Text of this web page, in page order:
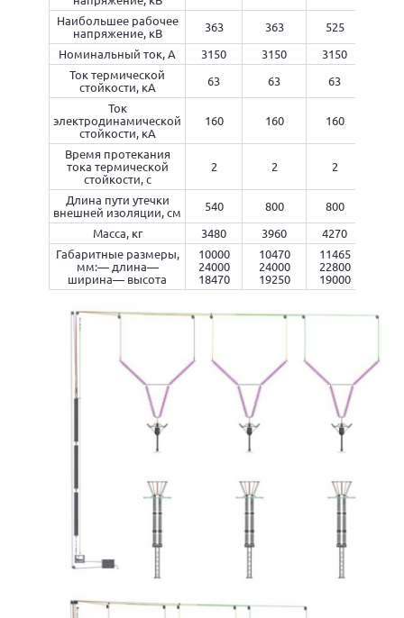
Наибольшее рабочее
напряжение, кВ
363 363 525
Номинальный ток, А
3150 3150 3150
Ток термической
стойкости, кА
63 63 63
Ток
электродинамической
стойкости, кА
160 160 160
Время протекания
тока термической
стойкости, с
2 2 2
Длина пути утечки
внешней изоляции, см
540 800 800
Масса, кг
3480 3960 4270
Габаритные размеры,
мм:— длина—
ширина— высота
10000
24000
18470
10470
24000
19250
11465
22800
19000